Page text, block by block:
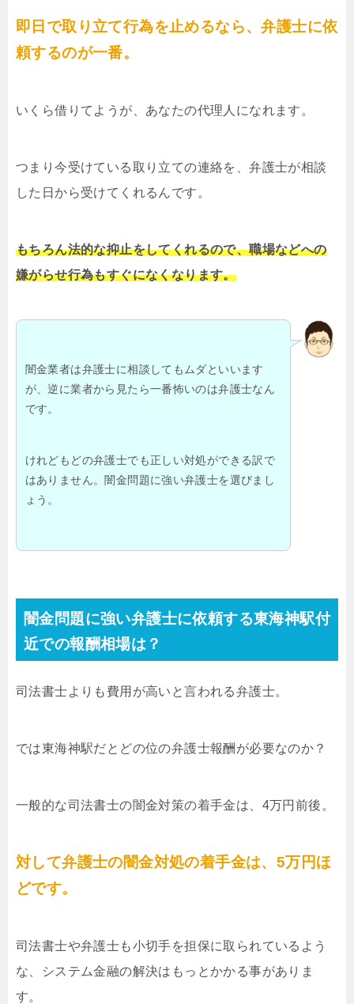
即日で取り立て行為を止めるなら、弁護士に依
頼するのが一番。
いくら借りてようが、あなたの代理人になれます。
つまり今受けている取り立ての連絡を、弁護士が相談
した日から受けてくれるんです。
もちろん法的な抑止をしてくれるので、職場などへの
嫌がらせ行為もすぐになくなります。
闇金業者は弁護士に相談してもムダといいます
が、逆に業者から見たら一番怖いのは弁護士なん
です。
けれどもどの弁護士でも正しい対処ができる訳で
はありません。闇金問題に強い弁護士を選びまし
ょう。
闇金問題に強い弁護士に依頼する東海神駅付
近での報酬相場は？
司法書士よりも費用が高いと言われる弁護士。
では東海神駅だとどの位の弁護士報酬が必要なのか？
一般的な司法書士の闇金対策の着手金は、4万円前後。
対して弁護士の闇金対処の着手金は、5万円ほ
どです。
司法書士や弁護士も小切手を担保に取られているよう
な、システム金融の解決はもっとかかる事がありま
す。